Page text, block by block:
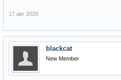
17 авг 2020
blackcat
New Member